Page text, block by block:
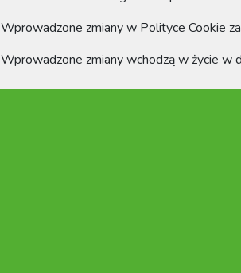
Wprowadzone zmiany w Polityce Cookie
Wprowadzone zmiany wchodzą w życie w